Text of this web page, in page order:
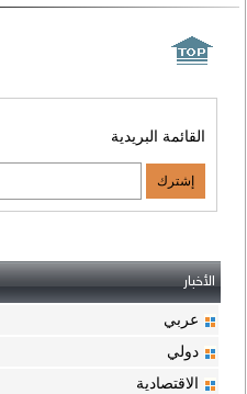
القائمة البريدية
الأخبار
عربي
دولي
الاقتصادية